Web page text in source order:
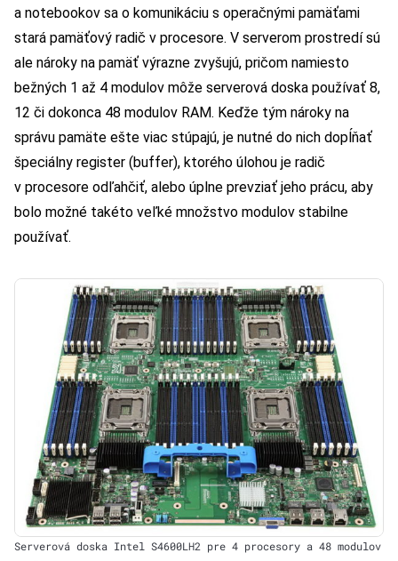
a notebookov sa o komunikáciu s operačnými pamäťami
stará pamäťový radič v procesore. V serverom prostredí sú
ale nároky na pamäť výrazne zvyšujú, pričom namiesto
bežných 1 až 4 modulov môže serverová doska používať 8,
12 či dokonca 48 modulov RAM. Keďže tým nároky na
správu pamäte ešte viac stúpajú, je nutné do nich dopĺňať
špeciálny register (buffer), ktorého úlohou je radič
v procesore odľahčiť, alebo úplne prevziať jeho prácu, aby
bolo možné takéto veľké množstvo modulov stabilne
používať.
Serverová doska Intel S4600LH2 pre 4 procesory a 48 modulov